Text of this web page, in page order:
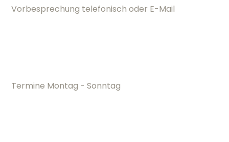
Vorbesprechung telefonisch oder E-Mail
Termine Montag - Sonntag